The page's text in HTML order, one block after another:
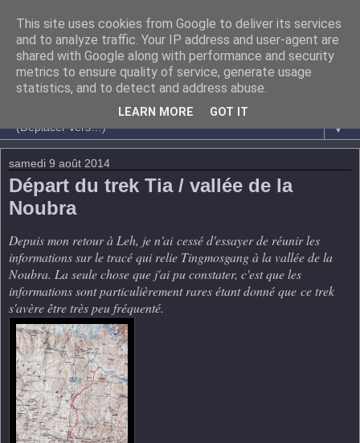
▼
samedi 9 août 2014
Départ du trek Tia / vallée de la
Noubra
Depuis mon retour à Leh, je n'ai cessé d'essayer de réunir les
informations sur le tracé qui relie Tingmosgang à la vallée de la
Noubra. La seule chose que j'ai pu constater, c'est que les
informations sont particulièrement rares étant donné que ce trek
s'avère être très peu fréquenté.
This site uses cookies from Google to deliver its services
and to analyze traffic. Your IP address and user-agent are
shared with Google along with performance and security
metrics to ensure quality of service, generate usage
statistics, and to detect and address abuse.
LEARN MORE GOT IT